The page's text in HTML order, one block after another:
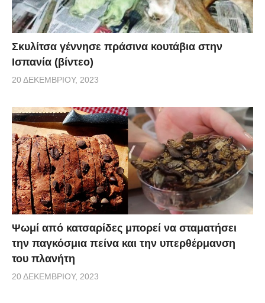
Σκυλίτσα γέννησε πράσινα κουτάβια στην
Ισπανία (βίντεο)
20 ΔΕΚΕΜΒΡΊΟΥ, 2023
Ψωμί από κατσαρίδες μπορεί να σταματήσει
την παγκόσμια πείνα και την υπερθέρμανση
του πλανήτη
20 ΔΕΚΕΜΒΡΊΟΥ, 2023